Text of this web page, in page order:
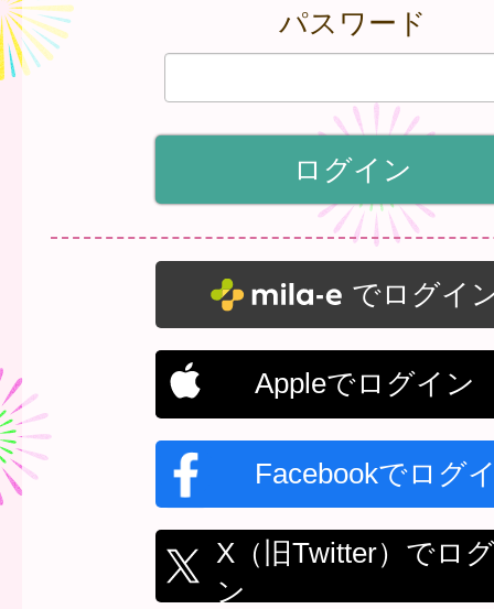
パスワード
でログイ
Appleでログイン
Facebookでログ
X（旧Twitter）でロ
ン